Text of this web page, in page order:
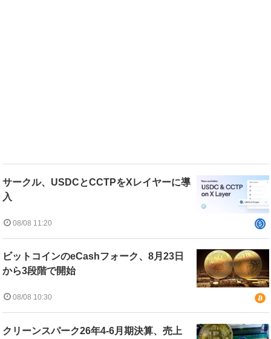
サークル、USDCとCCTPをXレイヤーに導
入
08/08 11:20
ビットコインのeCashフォーク、8月23日
から3段階で開始
08/08 10:30
クリーンスパーク26年4-6月期決算、売上